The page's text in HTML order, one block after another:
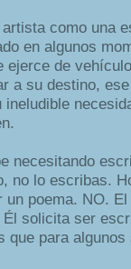
como una
en algunos
ejerce de
a su destino,
ineludible
necesitando
no lo escribas.
un poema. NO.
solicita ser
que para